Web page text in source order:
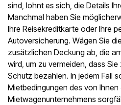
sind, lohnt es sich, die Details
Manchmal haben Sie
Ihre Reisekreditkarte oder Ihre
Autoversicherung. Wägen Sie
zusätzlichen Deckung ab, die
wird, um zu vermeiden, dass
Schutz bezahlen. In jedem Fall
Mietbedingungen des von
Mietwagenunternehmens